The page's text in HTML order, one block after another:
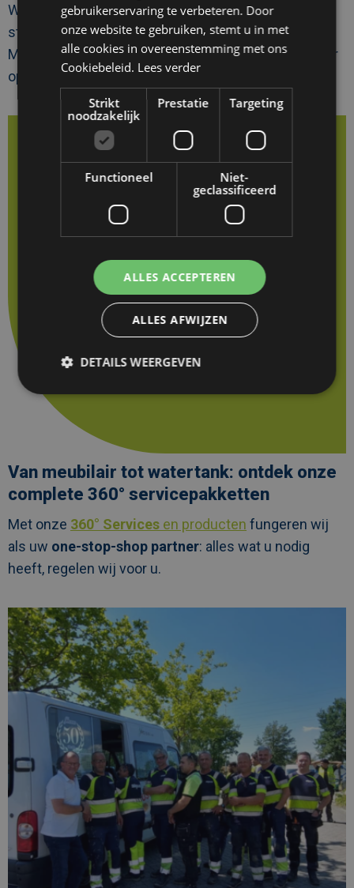
World Engineering Day (WED) 2026 gaat vandaag van
start in Jakarta en Algeco Benelux, onderdeel van
Modulaire Group, is trots dat het voor het tweede jaar
op rij is geselecteerd als officiële partner.
Afbeelding
Van meubilair tot watertank: ontdek onze
complete 360° servicepakketten
Met onze 360° Services en producten fungeren wij
als uw one-stop-shop partner: alles wat u nodig
heeft, regelen wij voor u.
servicepakketten
Afbeelding
link
naarHitte
buiten,
veiligheid
binnen:
Service
Center
Beringen
1000
ongevalvrij
gebruikerservaring te verbeteren. Door
onze website te gebruiken, stemt u in met
alle cookies in overeenstemming met ons
Cookiebeleid. Lees verder
Strikt
noodzakelijk
Prestatie Targeting
Functioneel
Niet-
geclassificeerd
ALLES ACCEPTEREN
ALLES AFWIJZEN
DETAILS WEERGEVEN